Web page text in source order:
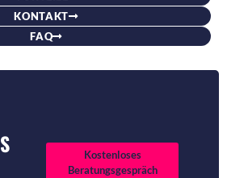
KONTAKT
FAQ
Kostenloses
Beratungsgespräch